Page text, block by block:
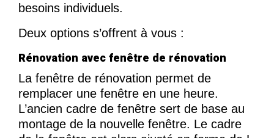
besoins individuels.
Deux options s’offrent à vous :
Rénovation avec fenêtre de rénovation
La fenêtre de rénovation permet de
remplacer une fenêtre en une heure.
L’ancien cadre de fenêtre sert de base au
montage de la nouvelle fenêtre. Le cadre